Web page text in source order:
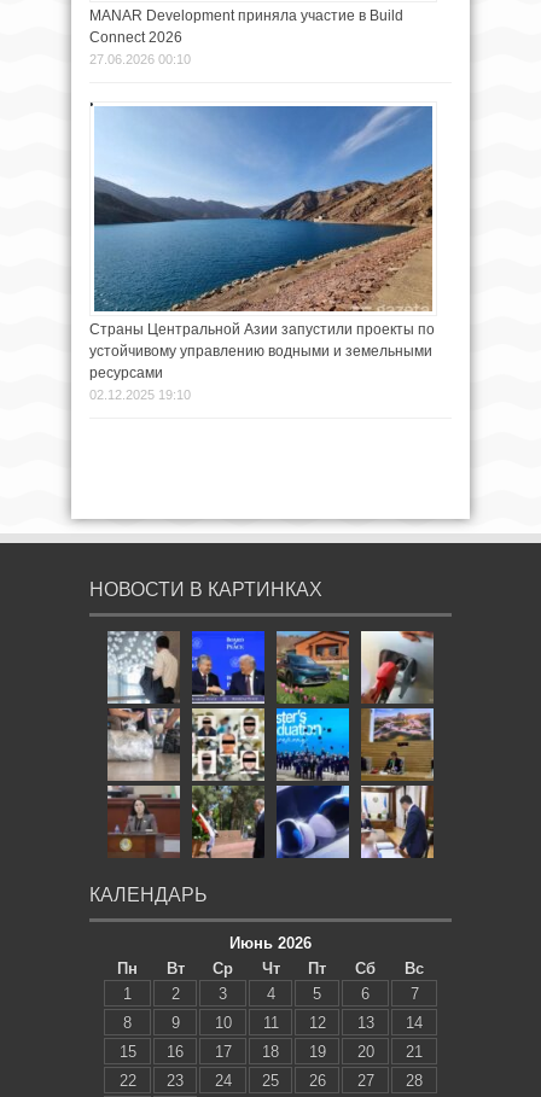
MANAR Development приняла участие в Build
Connect 2026
27.06.2026 00:10
Страны Центральной Азии запустили проекты по
устойчивому управлению водными и земельными
ресурсами
02.12.2025 19:10
НОВОСТИ В КАРТИНКАХ
КАЛЕНДАРЬ
Июнь 2026
Пн
Вт Ср Чт Пт Сб
Вс
1
2 3 4 5 6
7
8
9 10 11 12 13
14
15
16 17 18 19 20
21
22
23 24 25 26 27
28